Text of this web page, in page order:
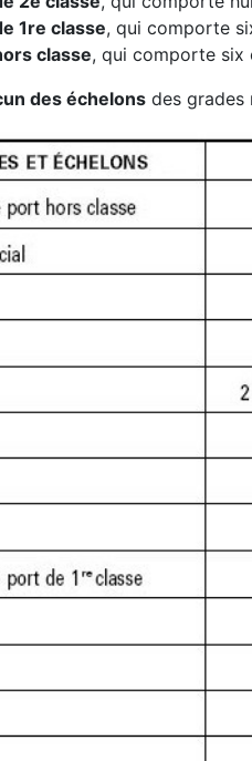
1re classe, qui comporte
classe, qui comporte six
des échelons des grades